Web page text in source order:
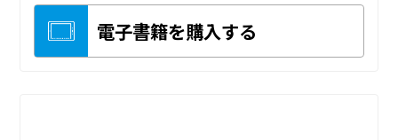
電子書籍を購入する